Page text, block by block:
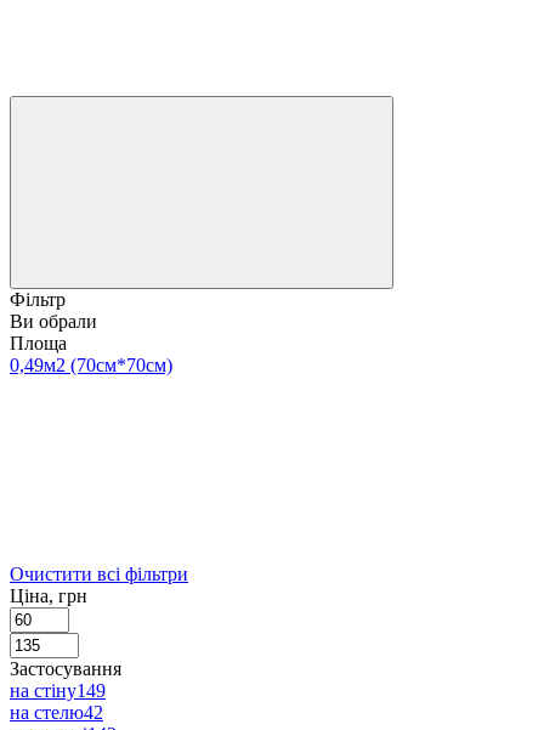
Фільтр
Ви обрали
Площа
0,49м2 (70см*70см)
Очистити всі фільтри
Ціна, грн
Застосування
на стіну149
на стелю42